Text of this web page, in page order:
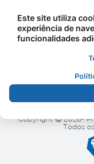
Finanças
Indústria,
Tecnologia
Obras
Saúde
Copyright
2026-
Todos
Este site utiliza
experiência de
funcionalidades